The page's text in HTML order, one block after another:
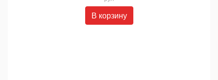
В корзину